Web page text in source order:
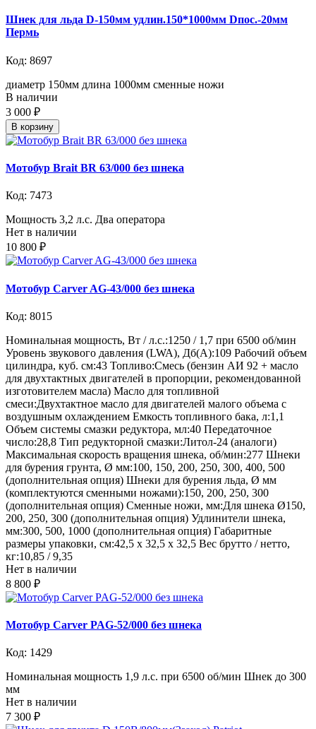
Шнек для льда D-150мм удлин.150*1000мм Dпос.-20мм
Пермь
Код: 8697
диаметр 150мм длина 1000мм сменные ножи
В наличии
3 000 ₽
В корзину
Мотобур Brait BR 63/000 без шнека
Код: 7473
Мощность 3,2 л.с. Два оператора
Нет в наличии
10 800 ₽
Мотобур Carver AG-43/000 без шнека
Код: 8015
Номинальная мощность, Вт / л.с.:1250 / 1,7 при 6500 об/мин
Уровень звукового давления (LWA), Дб(А):109 Рабочий объем
цилиндра, куб. см:43 Топливо:Смесь (бензин АИ 92 + масло
для двухтактных двигателей в пропорции, рекомендованной
изготовителем масла) Масло для топливной
смеси:Двухтактное масло для двигателей малого объема с
воздушным охлаждением Емкость топливного бака, л:1,1
Объем системы смазки редуктора, мл:40 Передаточное
число:28,8 Тип редукторной смазки:Литол-24 (аналоги)
Максимальная скорость вращения шнека, об/мин:277 Шнеки
для бурения грунта, Ø мм:100, 150, 200, 250, 300, 400, 500
(дополнительная опция) Шнеки для бурения льда, Ø мм
(комплектуются сменными ножами):150, 200, 250, 300
(дополнительная опция) Сменные ножи, мм:Для шнека Ø150,
200, 250, 300 (дополнительная опция) Удлинители шнека,
мм:300, 500, 1000 (дополнительная опция) Габаритные
размеры упаковки, см:42,5 х 32,5 х 32,5 Вес брутто / нетто,
кг:10,85 / 9,35
Нет в наличии
8 800 ₽
Мотобур Carver PAG-52/000 без шнека
Код: 1429
Номинальная мощность 1,9 л.с. при 6500 об/мин Шнек до 300
мм
Нет в наличии
7 300 ₽